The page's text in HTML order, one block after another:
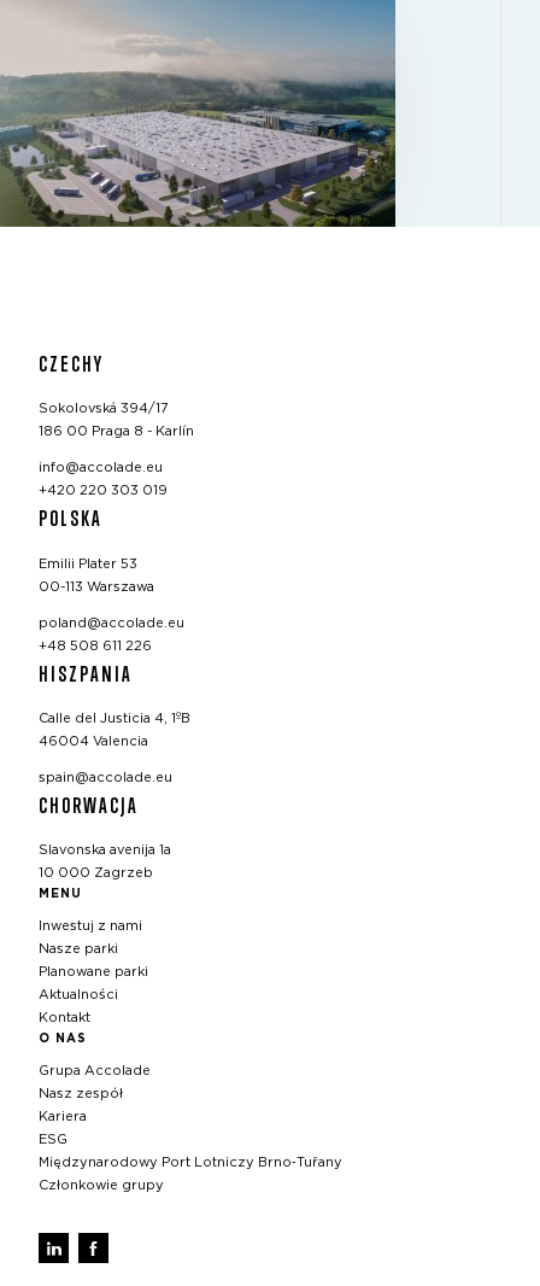
CZECHY
Sokolovská 394/17
186 00 Praga 8 - Karlín
info@accolade.eu
+420 220 303 019
POLSKA
Emilii Plater 53
00-113 Warszawa
poland@accolade.eu
+48 508 611 226
HISZPANIA
Calle del Justicia 4, 1ºB
46004 Valencia
spain@accolade.eu
CHORWACJA
Slavonska avenija 1a
10 000 Zagrzeb
MENU
Inwestuj z nami
Nasze parki
Planowane parki
Aktualności
Kontakt
O NAS
Grupa Accolade
Nasz zespół
Kariera
ESG
Międzynarodowy Port Lotniczy Brno‑Tuřany
Członkowie grupy